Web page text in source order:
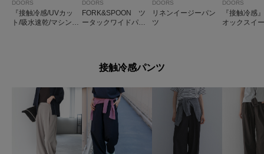
DOORS
『接触冷感/UVカッ
ト/吸水速乾/マシンウ
DOORS
FORK&SPOON ツ
ータックワイドパン
DOORS
リネンイージーパン
ツ
DOORS
『接触冷感
オックスイ
接触冷感パンツ